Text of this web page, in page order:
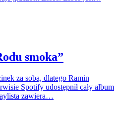
smoka”
za sobą, dlatego Ramin
Spotify udostępnił cały album
zawiera…